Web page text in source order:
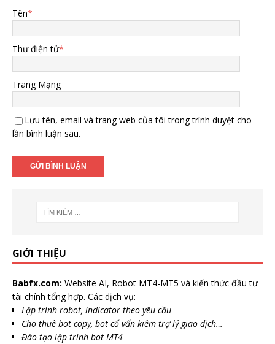
Tên*
Thư điện tử*
Trang Mạng
Lưu tên, email và trang web của tôi trong trình duyệt cho
lần bình luận sau.
GIỚI THIỆU
Babfx.com: Website AI, Robot MT4-MT5 và kiến thức đầu tư
tài chính tổng hợp. Các dịch vụ:
Lập trình robot, indicator theo yêu cầu
Cho thuê bot copy, bot cố vấn kiêm trợ lý giao dịch…
Đào tạo lập trình bot MT4